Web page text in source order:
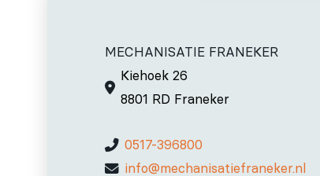
MECHANISATIE FRANEKER
Kiehoek 26
8801 RD Franeker
0517-396800
info@mechanisatiefraneker.nl